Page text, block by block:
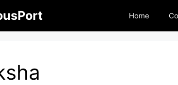
Home